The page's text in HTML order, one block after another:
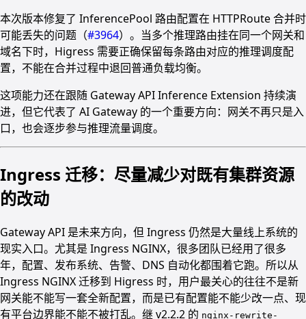
本次版本修复了 InferencePool 路由配置在 HTTPRoute 合并时
可能丢失的问题（#3964）。当多个推理路由挂在同一个网关和
域名下时，Higress 需要正确保留每条路由对应的推理调度配
置，不能在合并过程中退回普通负载均衡。
这项能力还在跟随 Gateway API Inference Extension 持续演
进，但它代表了 AI Gateway 的一个重要方向：网关不再只是入
口，也会逐步参与推理流量调度。
Ingress 迁移：尽量减少对既有集群资源
的改动
Gateway API 是未来方向，但 Ingress 仍然是大量线上系统的
现实入口。尤其是 Ingress NGINX，很多团队已经用了很多
年，配置、发布系统、告警、DNS 自动化都围着它跑。所以从
Ingress NGINX 迁移到 Higress 时，用户最关心的往往不是新
网关能不能写一套全新配置，而是已有配置能不能少改一点、现
有平台边界能不能不被打乱。继 v2.2.2 的 nginx-rewrite-